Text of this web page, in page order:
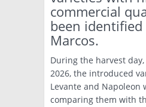
INTERES GENERAL
LA PAPA
RESOLUCIONES Y
ENLACES
ARGENPAPA
PUBLICIDAD
QUIENES SOMOS
CONTACTO
BUSCAR NOTICIAS
commercial
been identified
Marcos.
During the harvest
2026, the introduced
Levante and Napoleon
comparing them with